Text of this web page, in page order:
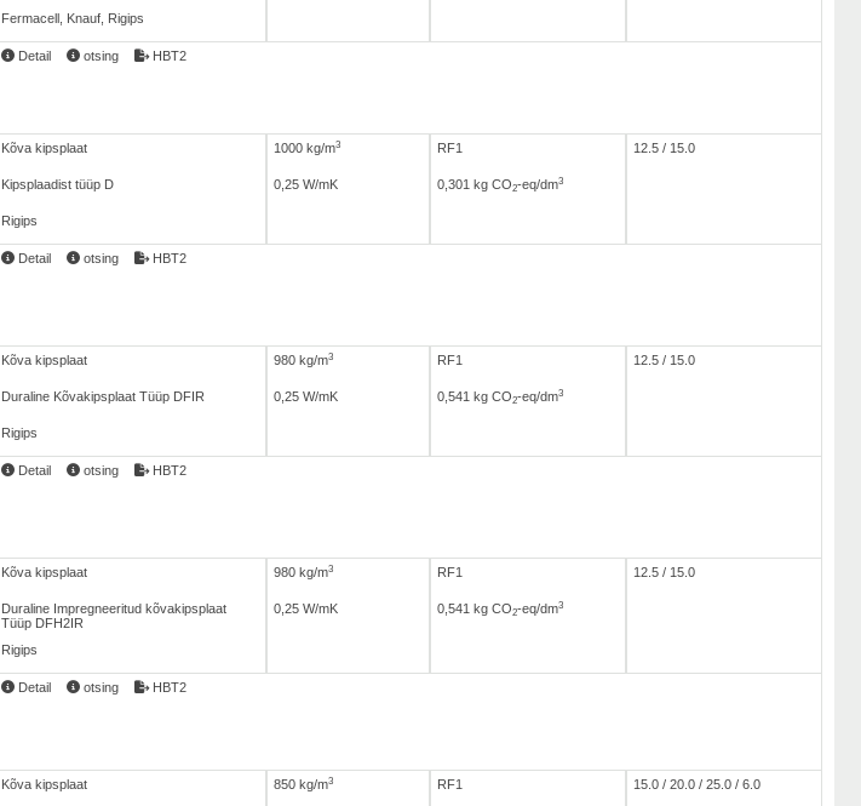
Fermacell, Knauf, Rigips
Detail otsing HBT2
Kõva kipsplaat 1000 kg/m3 RF1 12.5 / 15.0
Kipsplaadist tüüp D 0,25 W/mK 0,301 kg CO2-eq/dm3
Rigips
Detail otsing HBT2
Kõva kipsplaat 980 kg/m3 RF1 12.5 / 15.0
Duraline Kõvakipsplaat Tüüp DFIR 0,25 W/mK 0,541 kg CO2-eq/dm3
Rigips
Detail otsing HBT2
Kõva kipsplaat 980 kg/m3 RF1 12.5 / 15.0
Duraline Impregneeritud kõvakipsplaat
Tüüp DFH2IR
0,25 W/mK 0,541 kg CO2-eq/dm3
Rigips
Detail otsing HBT2
Kõva kipsplaat 850 kg/m3 RF1 15.0 / 20.0 / 25.0 / 6.0